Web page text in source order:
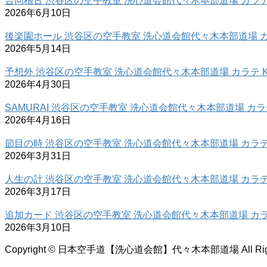
2026年6月10日
後楽園ホール 渋谷区の空手教室 洗心道会館代々木本部道場
2026年5月14日
予想外 渋谷区の空手教室 洗心道会館代々木本部道場 カラテ
2026年4月30日
SAMURAI 渋谷区の空手教室 洗心道会館代々木本部道場 カ
2026年4月16日
節目の時 渋谷区の空手教室 洗心道会館代々木本部道場 カラ
2026年3月31日
人生の計 渋谷区の空手教室 洗心道会館代々木本部道場 カラ
2026年3月17日
追加カード 渋谷区の空手教室 洗心道会館代々木本部道場 カ
2026年3月10日
Copyright © 日本空手道【洗心道会館】代々木本部道場 All